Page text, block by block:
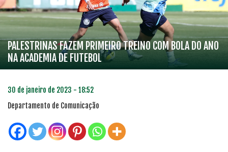
PALESTRINAS FAZEM PRIMEIRO TREINO COM BOLA DO ANO
NA ACADEMIA DE FUTEBOL
30 de janeiro de 2023 - 18:52
Departamento de Comunicação